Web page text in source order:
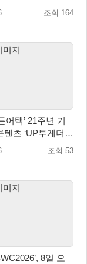
조회 164
어택’ 21주년 기
츠 ‘UP투게더’
조회 53
8일 오